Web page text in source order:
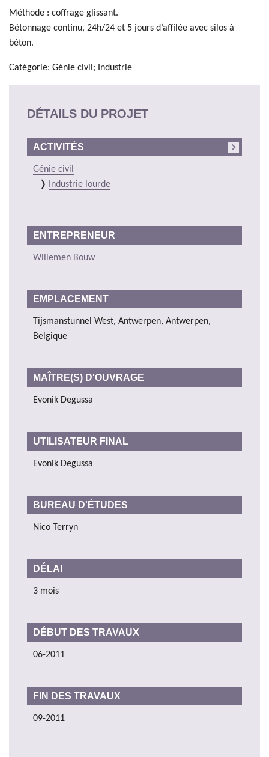
Méthode : coffrage glissant.
Bétonnage continu, 24h/24 et 5 jours d’affilée avec silos à
béton.
Catégorie: Génie civil; Industrie
DÉTAILS DU PROJET
ACTIVITÉS
Génie civil
Industrie lourde
ENTREPRENEUR
Willemen Bouw
EMPLACEMENT
Tijsmanstunnel West, Antwerpen, Antwerpen,
Belgique
MAÎTRE(S) D'OUVRAGE
Evonik Degussa
UTILISATEUR FINAL
Evonik Degussa
BUREAU D'ÉTUDES
Nico Terryn
DÉLAI
3 mois
DÉBUT DES TRAVAUX
06-2011
FIN DES TRAVAUX
09-2011